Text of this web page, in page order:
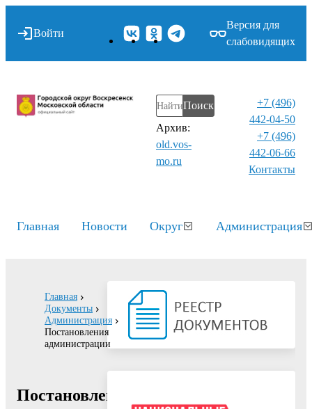
Войти
Версия для
слабовидящих
Поиск
Архив:
old.vos-
mo.ru
+7 (496)
442-04-50
+7 (496)
442-06-66
Контакты⁠
Главная Новости Округ Администрация
Главная
Документы
Администрация
Постановления
администрации
Постановление